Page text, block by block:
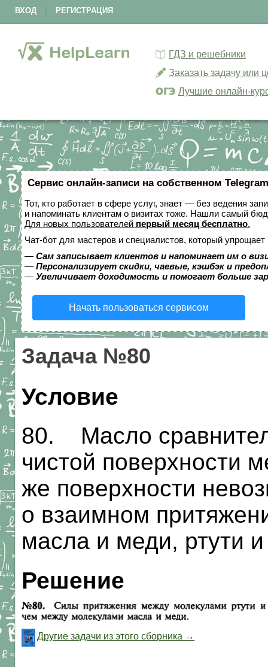
ВХОД РЕГИСТРАЦИЯ
ГДЗ и решебники
Заказать задачу или
Лучшие онлайн-
Сервис онлайн-записи на собственном
Тот, кто работает в сфере услуг, знает — без ведения
и напоминать клиентам о визитах тоже. Нашли самый
Для новых пользователей первый месяц бесплатно.
Чат-бот для мастеров и специалистов, который упрощает
— Сам записывает клиентов и напоминает им о
— Персонализирует скидки, чаевые, кэшбэк и
— Увеличивает доходимость и помогает больше
Начать пользоваться сервисом
Задача №80
Условие
80. Масло
чистой поверхности
же поверхности
о взаимном
масла и меди, ртути
Решение
Другие задачи из этого сборника →